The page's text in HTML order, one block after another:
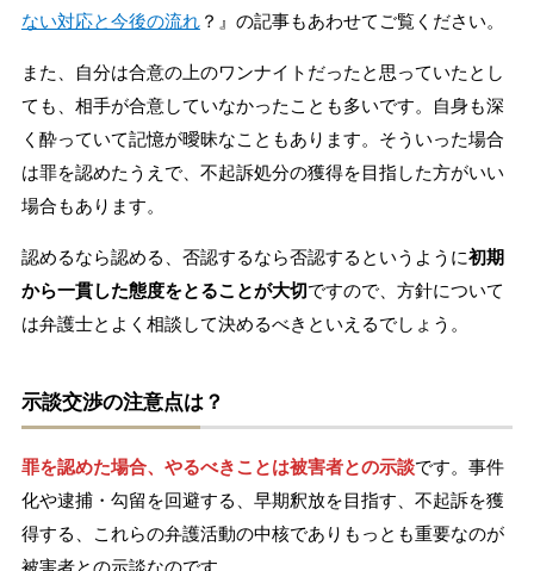
ない対応と今後の流れ？』の記事もあわせてご覧ください。
また、自分は合意の上のワンナイトだったと思っていたとし
ても、相手が合意していなかったことも多いです。自身も深
く酔っていて記憶が曖昧なこともあります。そういった場合
は罪を認めたうえで、不起訴処分の獲得を目指した方がいい
場合もあります。
認めるなら認める、否認するなら否認するというように初期
から一貫した態度をとることが大切ですので、方針について
は弁護士とよく相談して決めるべきといえるでしょう。
示談交渉の注意点は？
罪を認めた場合、やるべきことは被害者との示談です。事件
化や逮捕・勾留を回避する、早期釈放を目指す、不起訴を獲
得する、これらの弁護活動の中核でありもっとも重要なのが